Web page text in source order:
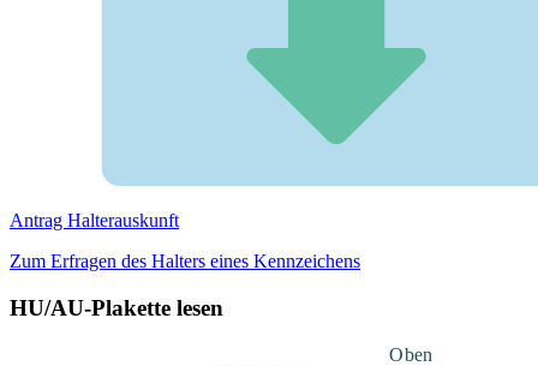
Antrag Halterauskunft
Zum Erfragen des Halters eines Kennzeichens
HU/AU-Plakette lesen